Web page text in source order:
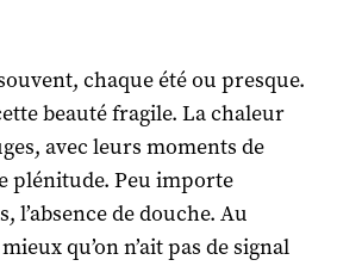
chaque été ou presque.
beauté fragile. La chaleur
avec leurs moments de
plénitude. Peu importe
l’absence de douche. Au
qu’on n’ait pas de signal